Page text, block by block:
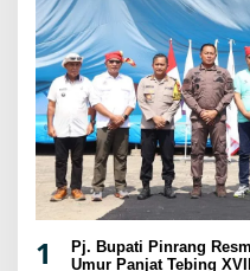
1
Pj. Bupati Pinrang
Umur Panjat Tebing